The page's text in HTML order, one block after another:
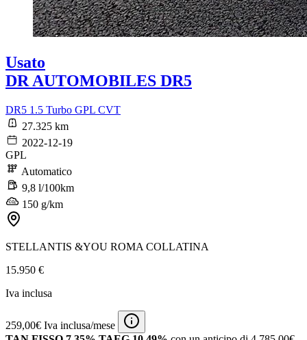
Usato
DR AUTOMOBILES DR5
DR5 1.5 Turbo GPL CVT
27.325 km
2022-12-19
GPL
Automatico
9,8 l/100km
150 g/km
STELLANTIS &YOU ROMA COLLATINA
15.950 €
Iva inclusa
259,00€ Iva inclusa/mese